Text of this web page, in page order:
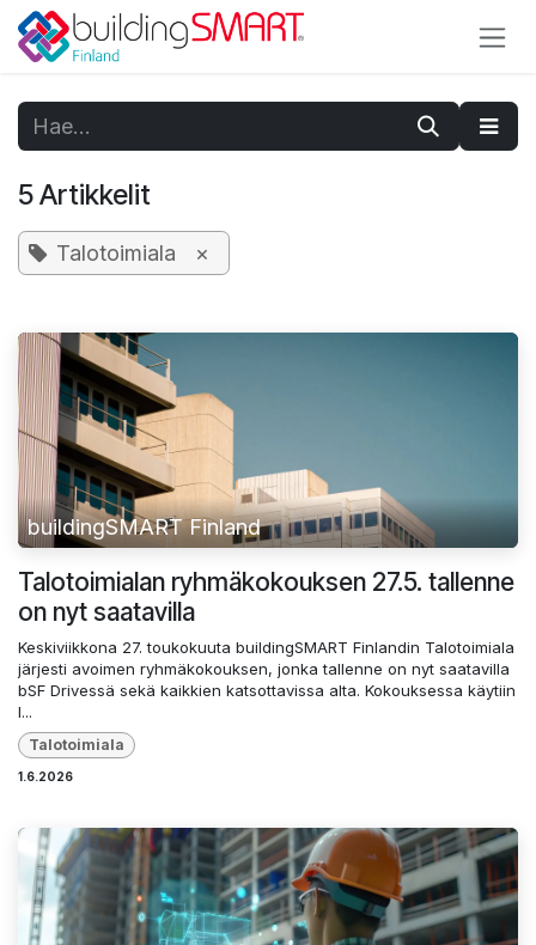
Siirry sisältöön
5 Artikkelit
Talotoimiala ×
buildingSMART Finland
Talotoimialan ryhmäkokouksen 27.5. tallenne
on nyt saatavilla
Keskiviikkona 27. toukokuuta buildingSMART Finlandin Talotoimiala
järjesti avoimen ryhmäkokouksen, jonka tallenne on nyt saatavilla
bSF Drivessä sekä kaikkien katsottavissa alta. Kokouksessa käytiin
l...
Talotoimiala
1.6.2026